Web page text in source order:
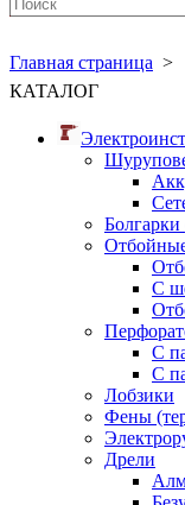
Главная страница >
КАТАЛОГ
С
С
С
Лобзики
Фены
Дрели